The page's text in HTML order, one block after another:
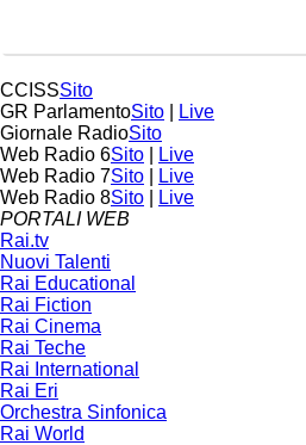
CCISSSito
GR ParlamentoSito
Live
Giornale RadioSito
Web Radio 6Sito
Live
Web Radio 7Sito
Live
Web Radio 8Sito
Live
PORTALI WEB
Rai.tv
Nuovi Talenti
Rai Educational
Rai Fiction
Rai Cinema
Rai Teche
Rai International
Rai Eri
Orchestra Sinfonica
Rai World